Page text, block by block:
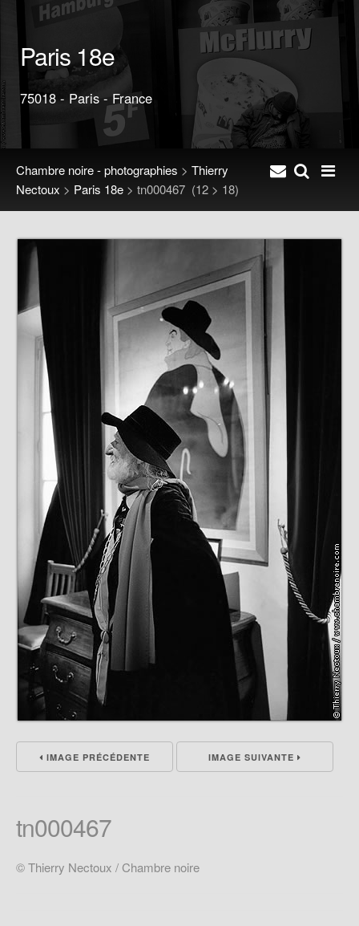
Paris 18e
75018 - Paris - France
Chambre noire - photographies > Thierry
Nectoux > Paris 18e > tn000467 (12 > 18)
IMAGE PRÉCÉDENTE IMAGE SUIVANTE
tn000467
© Thierry Nectoux / Chambre noire